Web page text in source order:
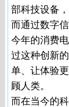
部科技设备
而通过数字
今年的消费
过这种创新
单、让体验
顾人类。
而在当今的